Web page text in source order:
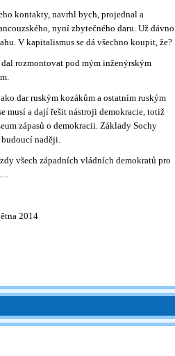
kontakty, navrhl bych, projednal a
nyní zbytečného daru. Už dávno
V kapitalismus se dá všechno koupit, že?
rozmontovat pod mým inženýrským
dar ruským kozákům a ostatním ruským
musí a dají řešit nástroji demokracie, totiž
zápasů o demokracii. Základy Sochy
naději.
všech západních vládních demokratů pro
2014